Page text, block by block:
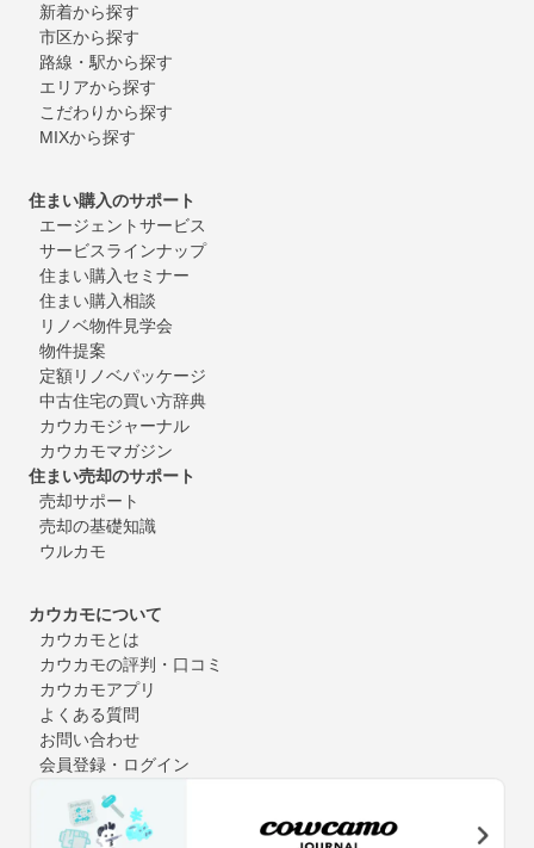
新着から探す
市区から探す
路線・駅から探す
エリアから探す
こだわりから探す
MIXから探す
住まい購入のサポート
エージェントサービス
サービスラインナップ
住まい購入セミナー
住まい購入相談
リノベ物件見学会
物件提案
定額リノベパッケージ
中古住宅の買い方辞典
カウカモジャーナル
カウカモマガジン
住まい売却のサポート
売却サポート
売却の基礎知識
ウルカモ
カウカモについて
カウカモとは
カウカモの評判・口コミ
カウカモアプリ
よくある質問
お問い合わせ
会員登録・ログイン